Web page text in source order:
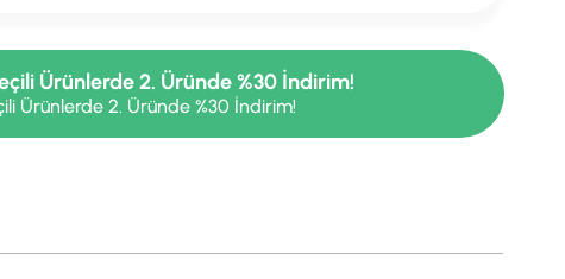
Ürünlerde 2. Üründe %30 İndirim!
Ürünlerde 2. Üründe %30 İndirim!